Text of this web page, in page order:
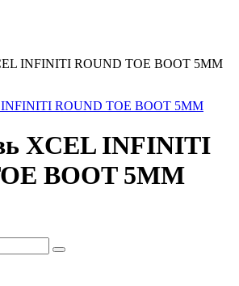
INFINITI ROUND TOE BOOT 5MM
XCEL INFINITI
BOOT 5MM